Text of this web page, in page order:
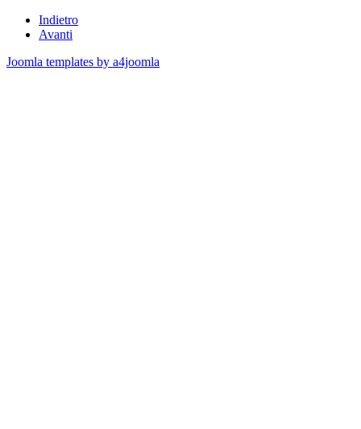
Indietro
Avanti
Joomla templates by a4joomla